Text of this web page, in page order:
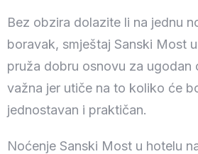
100
Bez obzira dolazite li na jednu
boravak, smještaj Sanski Most
pruža dobru osnovu za ugodan
važna jer utiče na to koliko će
jednostavan i praktičan.
Noćenje Sanski Most u hotelu
Odrasli